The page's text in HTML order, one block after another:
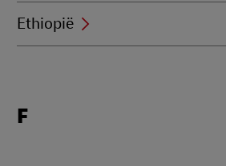
Ethiopië
beginning
F